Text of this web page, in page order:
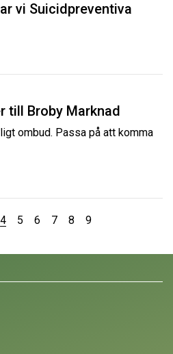
vi Suicidpreventiva
till Broby Marknad
ombud. Passa på att komma
4 5 6 7 8 9